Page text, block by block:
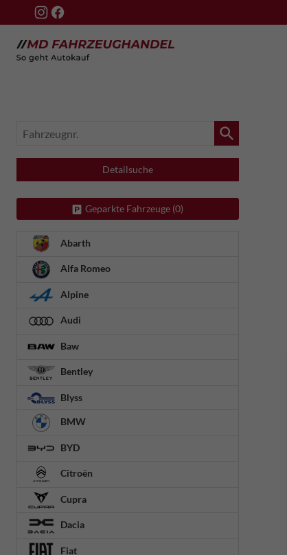
Fahrzeugnr.
Detailsuche
Geparkte Fahrzeuge (0)
Abarth
Alfa Romeo
Alpine
Audi
Baw
Bentley
Blyss
BMW
BYD
Citroën
Cupra
Dacia
Fiat